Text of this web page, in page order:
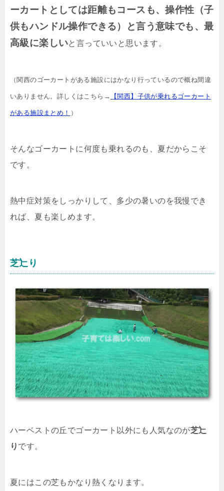
ーカートとしては距離もコースも、操作性（子
供もハンドル操作できる）と言う意味でも、最
高級に楽しいと言っていいと思います。
（関西のゴーカートがある施設にはかなり行っているので概ね間違
いありません。詳しくはこちら→ 【関西】子供が乗れるゴーカート
がある施設まとめ！ ）
そんなゴーカートに何度も乗れるのも、夏だからこそ
です。
熱中症対策をしっかりして、多少の暑いのを我慢でき
れば、夏も楽しめます。
芝辷り
ハーベストの丘でゴーカート以外にも人気なのが芝辷
り です。
夏にはこの芝もかなり熱くなります。